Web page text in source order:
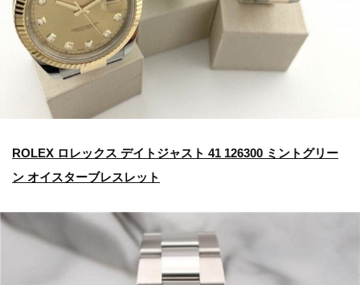
ROLEX ロレックス デイトジャスト 41 126300 ミントグリー
ン オイスターブレスレット